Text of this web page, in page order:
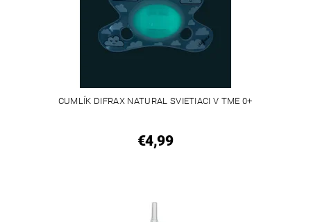
CUMLÍK DIFRAX NATURAL SVIETIACI V TME 0+
€4,99